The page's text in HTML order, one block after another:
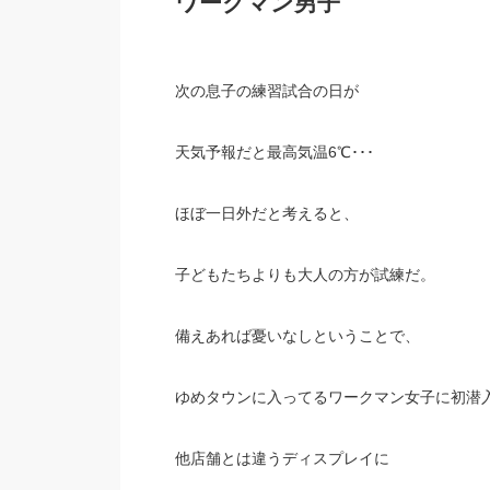
次の息子の練習試合の日が
天気予報だと最高気温6℃･･･
ほぼ一日外だと考えると、
子どもたちよりも大人の方が試練だ。
備えあれば憂いなしということで、
ゆめタウンに入ってるワークマン女子に初潜
他店舗とは違うディスプレイに